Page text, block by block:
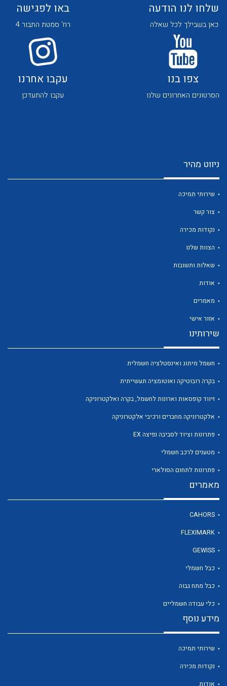
לכל מוצרי היצרן לכל מוצרי היצרן
לכל מוצרי היצרן
לכל מוצרי היצרן
שלחו לנו הודעה
כאן בשבילך לכל שאלה
באו לפגישה
רח' סמטת התבור 4
צפו בנו
הסרטונים האחרונים שלנו
עקבו אחרנו
עקבו להתעדכן
ניווט מהיר
שירותי תמיכה
צור קשר
נקודות מכירה
הצוות שלנו
שאלות ותשובות
אודות
מאמרים
אזור אישי
שירותינו
חשמל מיתוג ואינסטלציה חשמלית
בקרה רובוטיקה ואוטומציה תעשייתית
זיווד קופסאות וארונות לחשמל, בקרה ואלקטרוניקה
אלקטרוניקה מחברים ורכיבי אלקטרוניקה
פתרונות וציוד לסביבה נפיצה EX
מטענים לרכב חשמלי
פתרונות לתחום הסולארי
מאמרים
CAHORS
FLEXIMARK
GEWISS
כבל חשמלי
כבל מתח גבוה
כלי עבודה חשמליים
מידע נוסף
שירותי תמיכה
נקודות מכירה
אודות